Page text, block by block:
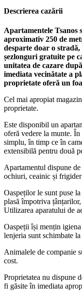
Descrierea cazării
Apartamentele Tsanos
aproximativ 250 de
desparte doar o
șezlonguri gratuite pe
unitatea de cazare
imediata vecinătate a
proprietate oferă un
Cel mai apropiat
proprietate.
Este disponibil un
oferă vedere la munte.
simplu, în timp ce în
extensibilă pentru două
Apartamentul dispune
ochiuri, ceainic și
Oaspeților le sunt puse
plasă împotriva
Utilizarea aparatului de
Oaspeții își mențin
lenjeria sunt schimbate
Animalele de companie
cost.
Proprietatea nu dispune
fi găsite în imediata